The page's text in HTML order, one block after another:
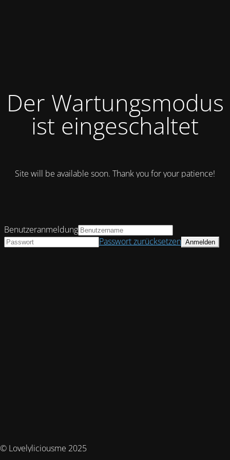
Der Wartungsmodus
ist eingeschaltet
Site will be available soon. Thank you for your patience!
© Lovelyliciousme 2025
Benutzeranmeldung
Passwort zurücksetzen